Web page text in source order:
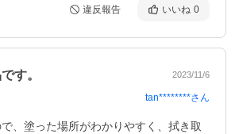
違反報告 いいね 0
す。 2023/11/6
tan********さん
、塗った場所がわかりやすく、拭き取